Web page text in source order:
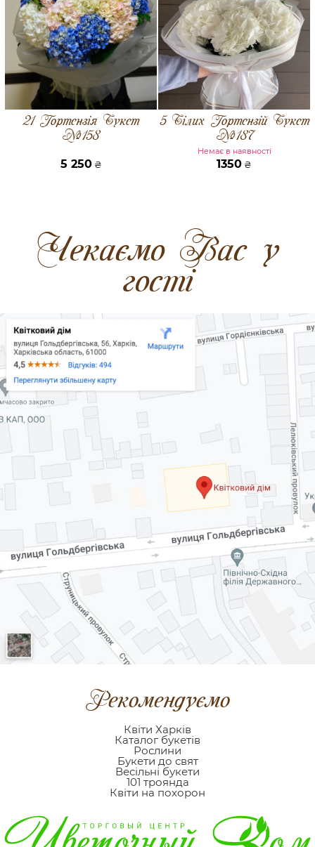
21 Гортензія Букет
№158
5 250₴
5 Білих Гортензій Букет
№187
Немає в наявності
1350 ₴
Чекаємо Вас у
гості
Рекомендуємо
Квіти Харків
Каталог букетів
Рослини
Букети до свят
Весільні букети
101 троянда
Квіти на похорон